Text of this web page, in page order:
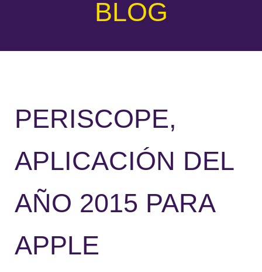
BLOG
PERISCOPE,
APLICACIÓN DEL
AÑO 2015 PARA
APPLE